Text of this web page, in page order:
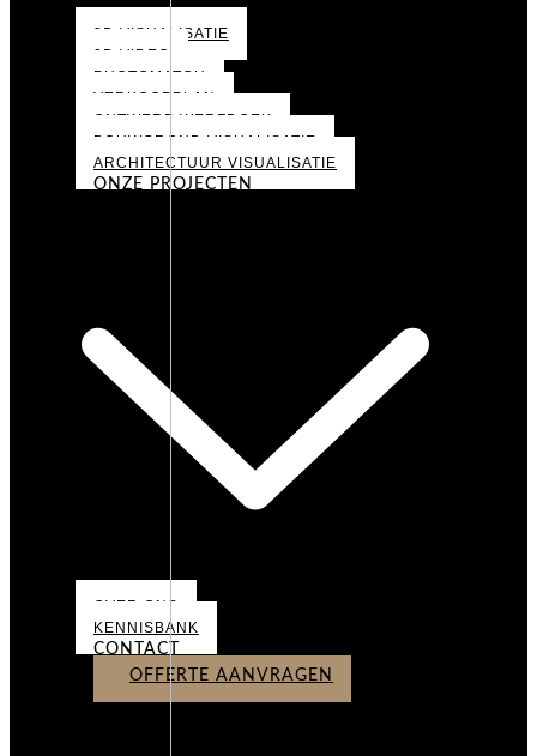
3D VISUALISATIE
3D VIDEO
PHOTOMATCH
VERKOOPPLAN
ONTWERP WERFDOEK
BOUWGROND VISUALISATIE
ARCHITECTUUR VISUALISATIE
ONZE PROJECTEN
OVER ONS
KENNISBANK
CONTACT
OFFERTE AANVRAGEN